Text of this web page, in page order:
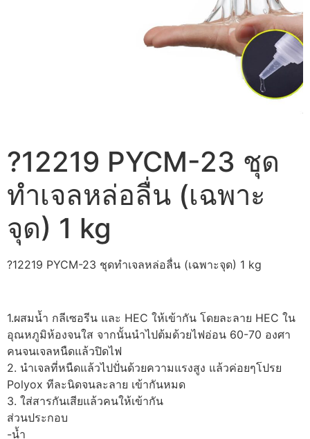
?12219 PYCM-23 ชุด
ทำเจลหล่อลื่น (เฉพาะ
จุด) 1 kg
?12219 PYCM-23 ชุดทำเจลหล่อลื่น (เฉพาะจุด) 1 kg
1.ผสมน้ำ กลีเซอรีน และ HEC ให้เข้ากัน โดยละลาย HEC ใน
อุณหภูมิห้องจนใส จากนั้นนำไปต้มด้วยไฟอ่อน 60-70 องศา
คนจนเจลหนืดแล้วปิดไฟ
2. นำเจลที่หนืดแล้วไปปั่นด้วยความแรงสูง แล้วค่อยๆโปรย
Polyox ทีละนิดจนละลาย เข้ากันหมด
3. ใส่สารกันเสียแล้วคนให้เข้ากัน
ส่วนประกอบ
-น้ำ